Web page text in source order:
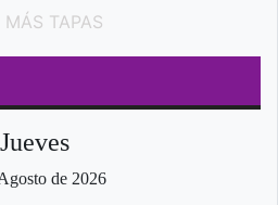
MÁS TAPAS
Jueves
de 2026